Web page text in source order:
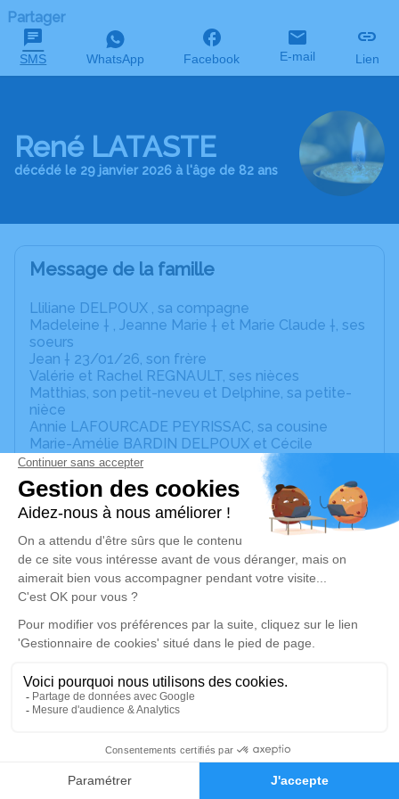
Faire-part Hommages
Partager
SMS WhatsApp Facebook E-mail Lien
René LATASTE
décédé le 29 janvier 2026 à l'âge de 82 ans
Message de la famille
Lliliane DELPOUX , sa compagne
Madeleine † , Jeanne Marie † et Marie Claude †, ses
soeurs
Jean † 23/01/26, son frère
Valérie et Rachel REGNAULT, ses nièces
Matthias, son petit-neveu et Delphine, sa petite-
nièce
Annie LAFOURCADE PEYRISSAC, sa cousine
Marie-Amélie BARDIN DELPOUX et Cécile
BARDIN, ses belles filles
Noémie, Elodie, Hugo et Alex, ses petits-enfants
Jean Luc BARDIN, Philippe ORGON, Frédéric
PRUVOST † 10/01/26
ont la tristesse de vous faire part du décès de
Monsieur René LATASTE, dit Michel
survenu à Biarritz, le 29 janvier 2026 à l'âge de 82
Ses obsèques auront lieu le mardi 10 février 2026
son inhumation à 14h30 au cimetière de Départ à
Orthez.
Michel repose au funérarium Divinité Funéraire, 115
Les visites sont possible le samedi 7 et le
dimanche 8 février 2026 de 9h à 19h.